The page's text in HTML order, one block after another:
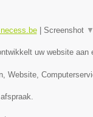
| Screenshot ▼
uw website aan
Website,